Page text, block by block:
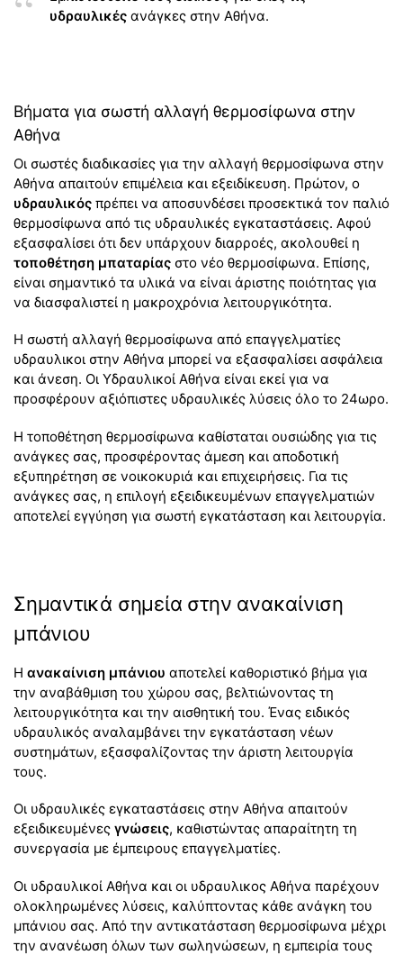
υδραυλικές ανάγκες στην Αθήνα.
Βήματα για σωστή αλλαγή θερμοσίφωνα στην
Αθήνα
Οι σωστές διαδικασίες για την αλλαγή θερμοσίφωνα στην
Αθήνα απαιτούν επιμέλεια και εξειδίκευση. Πρώτον, ο
υδραυλικός πρέπει να αποσυνδέσει προσεκτικά τον παλιό
θερμοσίφωνα από τις υδραυλικές εγκαταστάσεις. Αφού
εξασφαλίσει ότι δεν υπάρχουν διαρροές, ακολουθεί η
τοποθέτηση μπαταρίας στο νέο θερμοσίφωνα. Επίσης,
είναι σημαντικό τα υλικά να είναι άριστης ποιότητας για
να διασφαλιστεί η μακροχρόνια λειτουργικότητα.
Η σωστή αλλαγή θερμοσίφωνα από επαγγελματίες
υδραυλικοι στην Αθήνα μπορεί να εξασφαλίσει ασφάλεια
και άνεση. Οι Υδραυλικοί Αθήνα είναι εκεί για να
προσφέρουν αξιόπιστες υδραυλικές λύσεις όλο το 24ωρο.
Η τοποθέτηση θερμοσίφωνα καθίσταται ουσιώδης για τις
ανάγκες σας, προσφέροντας άμεση και αποδοτική
εξυπηρέτηση σε νοικοκυριά και επιχειρήσεις. Για τις
ανάγκες σας, η επιλογή εξειδικευμένων επαγγελματιών
αποτελεί εγγύηση για σωστή εγκατάσταση και λειτουργία.
Σημαντικά σημεία στην ανακαίνιση
μπάνιου
Η ανακαίνιση μπάνιου αποτελεί καθοριστικό βήμα για
την αναβάθμιση του χώρου σας, βελτιώνοντας τη
λειτουργικότητα και την αισθητική του. Ένας ειδικός
υδραυλικός αναλαμβάνει την εγκατάσταση νέων
συστημάτων, εξασφαλίζοντας την άριστη λειτουργία
τους.
Οι υδραυλικές εγκαταστάσεις στην Αθήνα απαιτούν
εξειδικευμένες γνώσεις, καθιστώντας απαραίτητη τη
συνεργασία με έμπειρους επαγγελματίες.
Οι υδραυλικοί Αθήνα και οι υδραυλικος Αθήνα παρέχουν
ολοκληρωμένες λύσεις, καλύπτοντας κάθε ανάγκη του
μπάνιου σας. Από την αντικατάσταση θερμοσίφωνα μέχρι
την ανανέωση όλων των σωληνώσεων, η εμπειρία τους